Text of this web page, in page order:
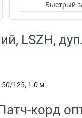
Быстрый
LSZH,
50/125, 1.0 м
корд